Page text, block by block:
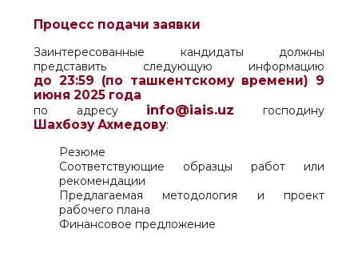
Процесс подачи заявки
Заинтересованные кандидаты должны
представить следующую информацию
до 23:59 (по ташкентскому времени) 9
июня 2025 года
по адресу info@iais.uz господину
Шахбозу Ахмедову:
Резюме
Соответствующие образцы работ или
рекомендации
Предлагаемая методология и проект
рабочего плана
Финансовое предложение